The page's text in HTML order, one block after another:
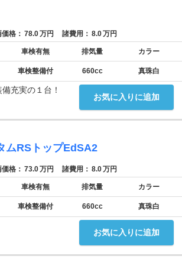
格： 78.0万円 諸費用： 8.0万円
車検有無 排気量 カラー
車検整備付 660cc 真珠白
お気に入りに追加
備充実の１台！
ムRSトップEdSA2
格： 73.0万円 諸費用： 8.0万円
車検有無 排気量 カラー
車検整備付 660cc 真珠白
お気に入りに追加